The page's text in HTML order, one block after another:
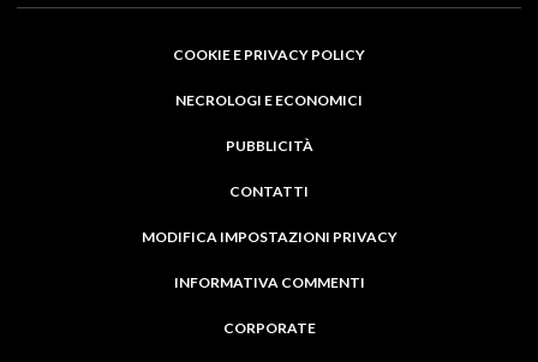
COOKIE E PRIVACY POLICY
NECROLOGI E ECONOMICI
PUBBLICITÀ
CONTATTI
MODIFICA IMPOSTAZIONI PRIVACY
INFORMATIVA COMMENTI
CORPORATE